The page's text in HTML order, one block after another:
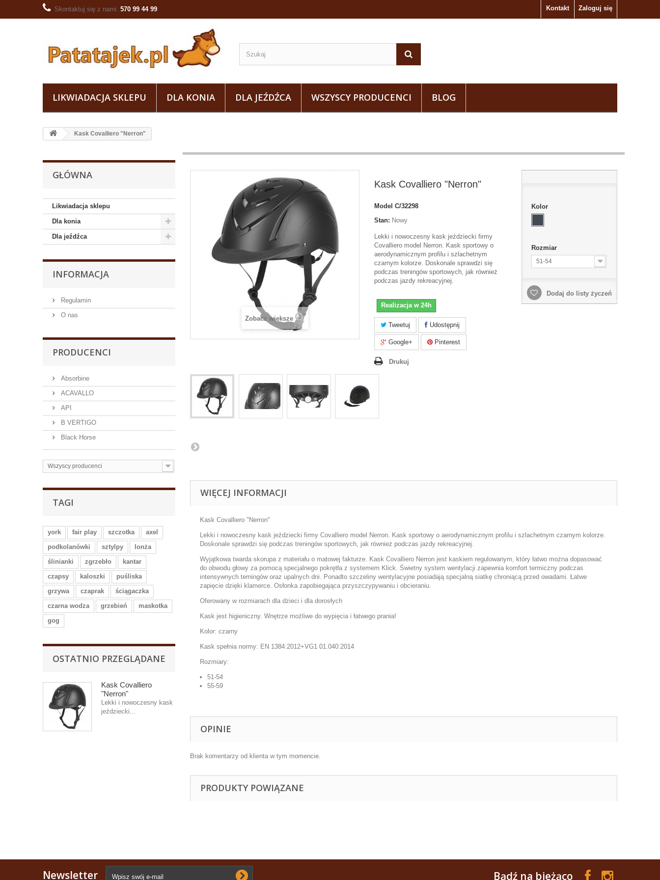
Zaloguj się
Kontakt
Skontaktuj się z nami: 570 99 44 99
LIKWIADACJA SKLEPU DLA KONIA DLA JEŹDŹCA WSZYSCY PRODUCENCI BLOG
Kask Covalliero "Nerron"
GŁÓWNA
Likwiadacja sklepu
Dla konia
Dla jeźdźca
INFORMACJA
Regulamin
O nas
PRODUCENCI
Absorbine
ACAVALLO
API
B VERTIGO
Black Horse
Wszyscy producenci
TAGI
york fair play szczotka
axel
podkolanówki
sztylpy
lonża
ślinianki
zgrzebło
kantar
czapsy
kaloszki
puśliska
grzywa
czaprak
ściągaczka
czarna wodza
grzebień
maskotka
gog
OSTATNIO PRZEGLĄDANE
Kask Covalliero
"Nerron"
Lekki i nowoczesny kask
jeździecki...
Zobacz większe
Kask Covalliero "Nerron"
Model C/32298
Stan: Nowy
Lekki i nowoczesny kask jeździecki firmy
Covalliero model Nerron. Kask sportowy o
aerodynamicznym profilu i szlachetnym
czarnym kolorze. Doskonale sprawdzi się
podczas treningów sportowych, jak również
podczas jazdy rekreacyjnej.
Realizacja w 24h
Tweetuj Udostępnij
Google+ Pinterest
Drukuj
Kolor
Rozmiar
51-54
Dodaj do listy życzeń
WIĘCEJ INFORMACJI
Kask Covalliero "Nerron"
Lekki i nowoczesny kask jeździecki firmy Covalliero model Nerron. Kask sportowy o aerodynamicznym profilu i szlachetnym czarnym kolorze.
Doskonale sprawdzi się podczas treningów sportowych, jak również podczas jazdy rekreacyjnej.
Wyjątkowa twarda skorupa z materiału o matowej fakturze. Kask Covalliero Nerron jest kaskiem regulowanym, który łatwo można dopasować
do obwodu głowy za pomocą specjalnego pokrętła z systemem Klick. Świetny system wentylacji zapewnia komfort termiczny podczas
intensywnych terningów oraz upalnych dni. Ponadto szczeliny wentylacyjne posiadają specjalną siatkę chroniącą przed owadami. Łatwe
zapięcie dzięki klamerce. Osłonka zapobiegająca przyszczypywaniu i obcieraniu.
Oferowany w rozmiarach dla dzieci i dla dorosłych
Kask jest higieniczny. Wnętrze możliwe do wypięcia i łatwego prania!
Kolor: czarny
Kask spełnia normy: EN 1384:2012+VG1 01.040:2014
Rozmiary:
51-54
55-59
OPINIE
Brak komentarzy od klienta w tym momencie.
PRODUKTY POWIĄZANE
Newsletter Bądź na bieżąco